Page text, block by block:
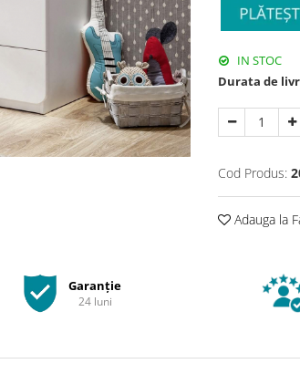
IN STOC
Durata de
Cod Produs:
Adauga la
Garanție
24 luni